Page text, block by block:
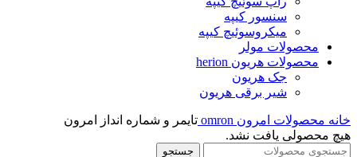
سنسور کیپه
میکروسوئیچ کیپه
محصولات مولر
محصولات هریون herion
جک هریون
شیر برقی هریون
خانه محصولات امرون omron
تایمر و شماره انداز امرون
هیچ محصولی یافت نشد.
جستجو